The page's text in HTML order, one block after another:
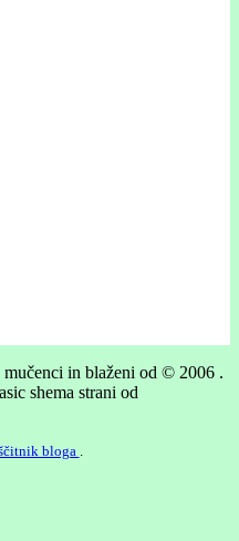
in blaženi od © 2006 .
shema strani od
bloga .